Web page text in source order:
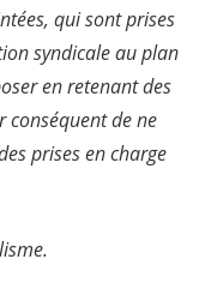
qui sont prises
syndicale au plan
en retenant des
conséquent de ne
prises en charge